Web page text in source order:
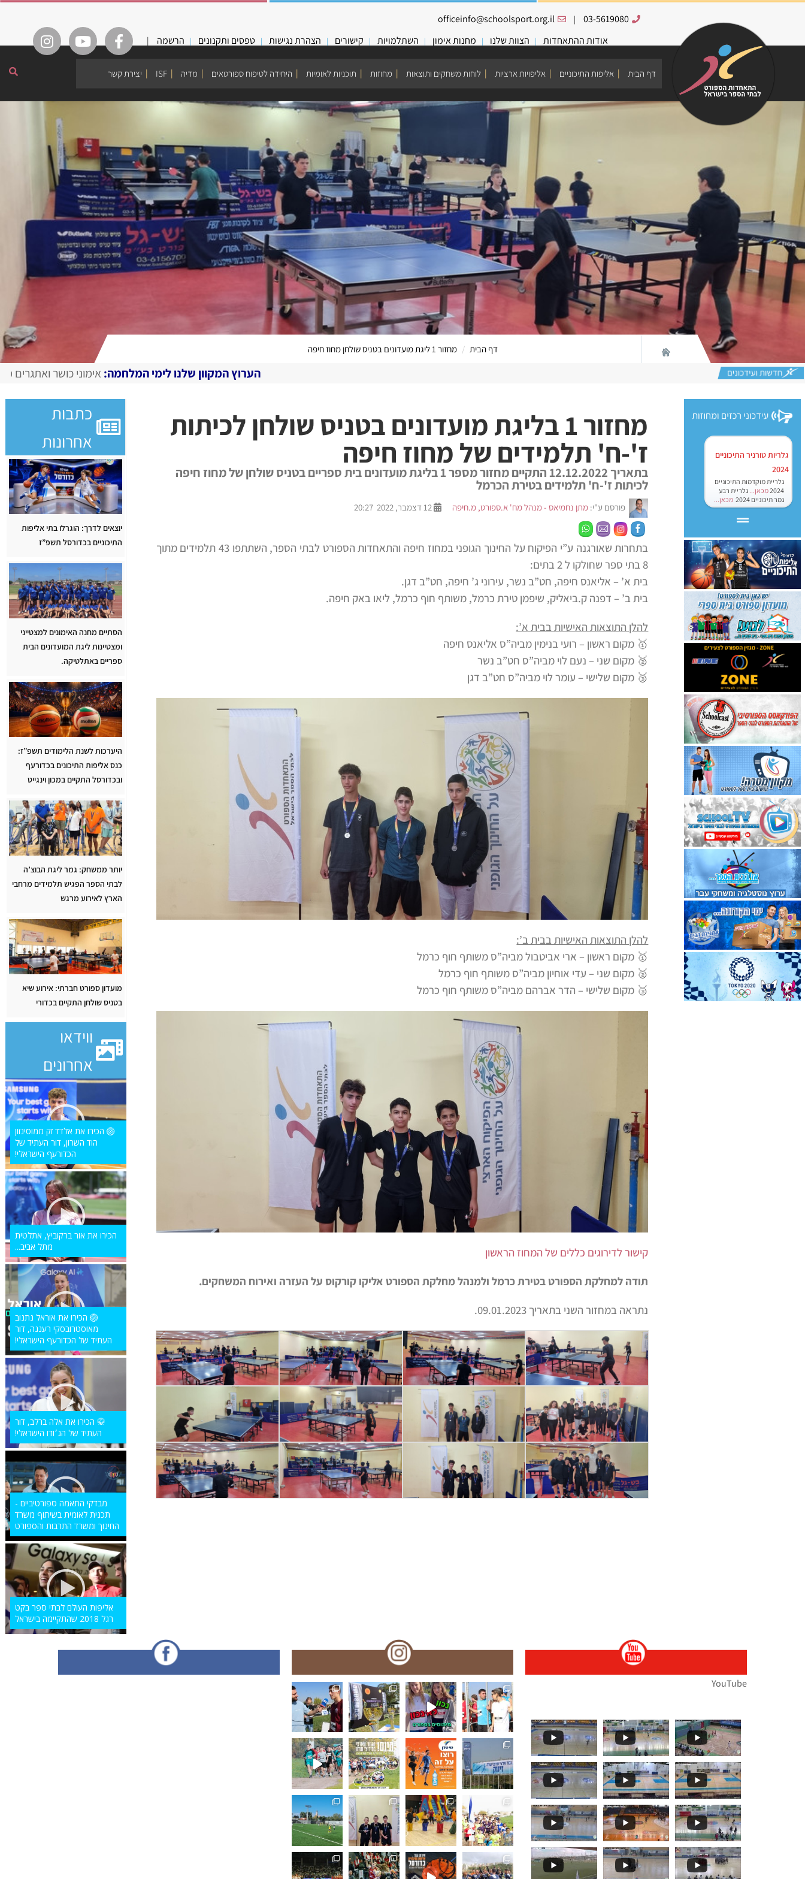
03-5619080
|
officeinfo@schoolsport.org.il
אודות ההתאחדות
הצוות שלנו מחנות אימון השתלמויות קישורים הצהרת נגישות טפסים ותקנונים הרשמה |
דף הבית אליפות התיכוניים אליפויות ארציות לוחות משחקים ותוצאות מחוזות תוכניות לאומיות היחידה לטיפוח ספורטאים מדיה ISF יצירת קשר
דף הבית מחזור 1 ליגת מועדונים בטניס שולחן מחוז חיפה
הערוץ המקוון שלנו לימי המלחמה:אימוני כושר ואתגרים מצולמים, מגזין
גלריות טורניר התיכוניים
2024
גלריית מוקדמות התיכוניים
2024מכאן... גלריית רבע
גמר תיכוניים 2024
מכאן...
מחזור 1 בליגת מועדונים בטניס שולחן לכיתות
ז'-ח' תלמידים של מחוז חיפה
בתאריך 12.12.2022 התקיים מחזור מספר 1 בליגת מועדונים בית ספריים בטניס שולחן של מחוז חיפה
לכיתות ז'-ח' תלמידים בטירת הכרמל
פורסם ע"י: מתן נחמיאס - מנהל מח' א.ספורט, מ.חיפה 12 דצמבר, 2022 20:27
בתחרות שאורגנה ע”י הפיקוח על החינוך הגופני במחוז חיפה והתאחדות הספורט לבתי הספר, השתתפו 43 תלמידים מתוך
8 בתי ספר שחולקו ל 2 בתים:
בית א’ – אליאנס חיפה, חט”ב נשר, עירוני ג’ חיפה, חט”ב דגן.
בית ב’ – דפנה ק.ביאליק, שיפמן טירת כרמל, משותף חוף כרמל, ליאו באק חיפה.
להלן התוצאות האישיות בבית א’:
🥇 מקום ראשון – רועי בנימין מביה”ס אליאנס חיפה
🥈 מקום שני – נעם לוי מביה”ס חט”ב נשר
🥉 מקום שלישי – עומר לוי מביה”ס חט”ב דגן
להלן התוצאות האישיות בבית ב’:
🥇 מקום ראשון – ארי אביטבול מביה”ס משותף חוף כרמל
🥈 מקום שני – עדי אוחיון מביה”ס משותף חוף כרמל
🥉 מקום שלישי – הדר אברהם מביה”ס משותף חוף כרמל
קישור לדירוגים כללים של המחוז הראשון
תודה למחלקת הספורט בטירת כרמל ולמנהל מחלקת הספורט אליקו קורקוס על העזרה ואירוח המשחקים.
נתראה במחזור השני בתאריך 09.01.2023.
כתבות
אחרונות
יוצאים לדרך: הוגרלו בתי אליפות
התיכוניים בכדורסל תשפ”ז
הסתיים מחנה האימונים למצטייני
ומצטיינות ליגת המועדונים הבית
ספריים באתלטיקה.
היערכות לשנת הלימודים תשפ”ז:
כנס אליפות התיכונים בכדורעף
ובכדורסל התקיים במכון וינגייט
יותר ממשחק: גמר ליגת הבוצ’ה
לבתי הספר הפגיש תלמידים מרחבי
הארץ לאירוע מרגש
מועדון ספורט חברתי: אירוע שיא
בטניס שולחן התקיים בכדורי
ווידאו
אחרונים
🏐 הכירו את אלדד זק ממוסינזון
הוד השרון, דור העתיד של
הכדורעף הישראלי!
הכירו את אור ברקוביץ, אתלטית
מתל אביב...
🏐 הכירו את אוראל נתנוב
מאוסטרובסקי רעננה, דור
העתיד של הכדורעף הישראלי!
🥋 הכירו את אלה ברלב, דור
העתיד של הג׳ודו הישראלי!
מבדקי התאמה ספורטיביים -
תכנית לאומית בשיתוף משרד
החינוך ומשרד התרבות והספורט
אליפות העולם לבתי ספר בקט
רגל 2018 שהתקיימה בישראל
YouTube תפסנו אתכם רגע לפני המירוץ כדי לעזור לנו לנפץ כמה🏆🏃‍♀️🏃 🌞🌼האליפות הארצית במרוצי שדה!! עמק המעיינות
🏆🏃‍♀️🏃 יצאנו לדרך אל האליפות הארצית במרוצי שדה!! מ
🏆🏃‍♀️🏃 האליפות הארצית במרוצי שדה...רוצו על זה!! וג
🏆🏃‍♀️🏃 היום!!האליפות הארצית במרוצי שדה!!מאות משתתפ
🏆🏃‍♀️🏃 מחר!! האליפות הארצית במרוצי שדה! מאות משתתפ
🏆🏃‍♀️🏃 האליפות הארצית במרוצי שדה...! ברביעי הקרוב
🤸‍♂️⛹️‍♀️ "משחקים כמו פעם": בחמישי האחרון, סנונית
🏓🏆 מחוז חיפה: ליגת המועדונים בטנ"ש, ז'-ח' תלמידים🏓
ואלופת מחוז ת"א בכדורגל ⚽🏆 היא... ליבוביץ נתניה!!.
🏆⚽️ קבלו את תיכון קשת ראם (סליסברג)✨👏👏 אלופת מחוז
🏀🏆🌟 𝙏𝒉𝒆 𝙁𝒊𝒏𝒂𝒍𝒔 𝙀𝒗𝒆𝒏𝒕! 🌞🏀 שודר הבוקר בערוץ 13...עפר 🏀🏆🌟 𝟰𝘁𝗵 𝑺𝒆𝒕 - 𝑴𝒐𝒎𝒆𝒏𝒕𝒔 𝑻𝒐 𝑹𝒆𝒎𝒆𝒎𝒃𝒆𝒓! סט רביעי ואחרון 🏀🏆🌟 𝟯𝗿𝗱 𝑺𝒆𝒕 - 𝑴𝒐𝒎𝒆𝒏𝒕𝒔 𝑻𝒐 𝑹𝒆𝒎𝒆𝒎𝒃𝒆𝒓! קבלו עוד רגעים